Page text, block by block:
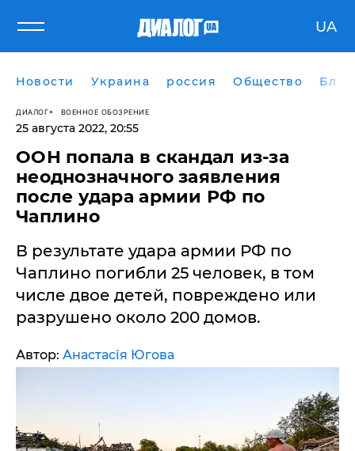
UA
Новости Украина россия Общество
ДИАЛОГ ВОЕННОЕ ОБОЗРЕНИЕ
25 августа 2022, 20:55
ООН попала в скандал из-за
неоднозначного заявления
после удара армии РФ по
Чаплино
В результате удара армии РФ по
Чаплино погибли 25 человек, в том
числе двое детей, повреждено или
разрушено около 200 домов.
Автор: Анастасія Югова